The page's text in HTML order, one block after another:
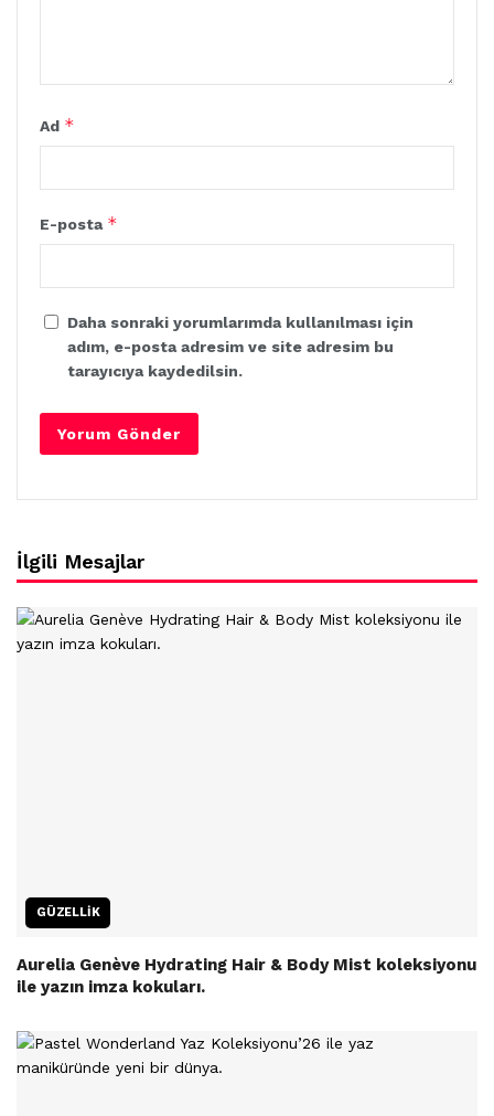
Ad *
E-posta *
Daha sonraki yorumlarımda kullanılması için
adım, e-posta adresim ve site adresim bu
tarayıcıya kaydedilsin.
İlgili Mesajlar
GÜZELLIK
Aurelia Genève Hydrating Hair & Body Mist koleksiyonu
ile yazın imza kokuları.